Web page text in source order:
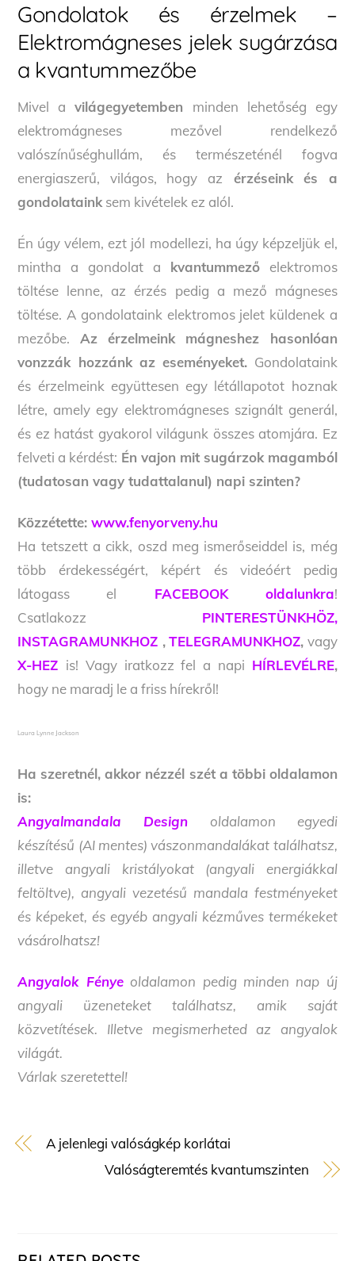
Gondolatok és érzelmek –
Elektromágneses jelek sugárzása
a kvantummezőbe
Mivel avilágegyetemben minden lehetőség egy
elektromágneses mezővel rendelkező
valószínűséghullám, és természeténél fogva
energiaszerű, világos, hogy az érzéseink és a
gondolataink sem kivételek ez alól.
Én úgy vélem, ezt jól modellezi, ha úgy képzeljük el,
mintha a gondolat a kvantummezőelektromos
töltése lenne, az érzés pedig a mező mágneses
töltése. A gondolataink elektromos jelet küldenek a
mezőbe. Az érzelmeink mágneshez hasonlóan
vonzzák hozzánk az eseményeket. Gondolataink
és érzelmeink együttesen egy létállapotot hoznak
létre, amely egy elektromágneses szignált generál,
és ez hatást gyakorol világunk összes atomjára. Ez
felveti a kérdést: Én vajon mit sugárzok magamból
(tudatosan vagy tudattalanul) napi szinten?
Közzétette:www.fenyorveny.hu
Ha tetszett a cikk, oszd meg ismerőseiddel is, még
több érdekességért, képért és videóért pedig
látogass el
FACEBOOK oldalunkra!
Csatlakozz PINTERESTÜNKHÖZ,
INSTAGRAMUNKHOZ , TELEGRAMUNKHOZ, vagy
X-HEZ is! Vagy iratkozz fel a napi HÍRLEVÉLRE,
hogy ne maradj le a friss hírekről!
Laura Lynne Jackson
Ha szeretnél, akkor nézzél szét a többi oldalamon
is:
Angyalmandala Design oldalamon egyedi
készítésű (AI mentes) vászonmandalákat találhatsz,
illetve angyali kristályokat (angyali energiákkal
feltöltve), angyali vezetésű mandala festményeket
és képeket, és egyéb angyali kézműves termékeket
vásárolhatsz!
Angyalok Fényeoldalamon pedig minden nap új
angyali üzeneteket találhatsz, amik saját
közvetítések. Illetve megismerheted az angyalok
világát.
Várlak szeretettel!
A jelenlegi valóságkép korlátai
Valóságteremtés kvantumszinten